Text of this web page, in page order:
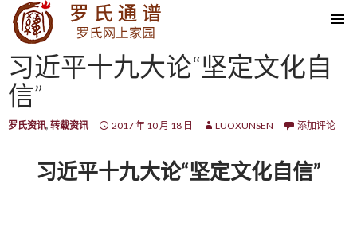
SKIP TO CONTENT
习近平十九大论“坚定文化自
信”
罗氏资讯, 转载资讯 2017 年 10 月 18 日 LUOXUNSEN 添加评论
习近平十九大论“坚定文化自信”